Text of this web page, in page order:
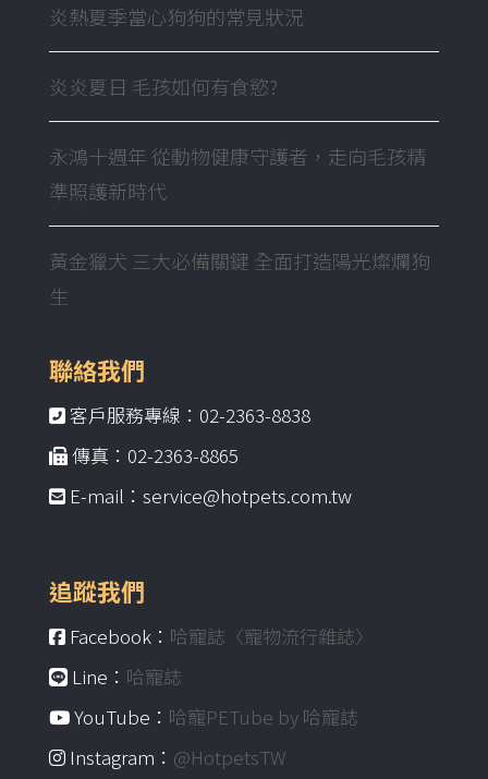
炎熱夏季當心狗狗的常見狀況
炎炎夏日 毛孩如何有食慾?
永鴻十週年 從動物健康守護者，走向毛孩精
準照護新時代
黃金獵犬 三大必備關鍵 全面打造陽光燦爛狗
生
聯絡我們
客戶服務專線：02-2363-8838
傳真：02-2363-8865
E-mail：service@hotpets.com.tw
追蹤我們
Facebook： 哈寵誌〈寵物流行雜誌〉
Line： 哈寵誌
YouTube： 哈寵PETube by 哈寵誌
Instagram： @HotpetsTW